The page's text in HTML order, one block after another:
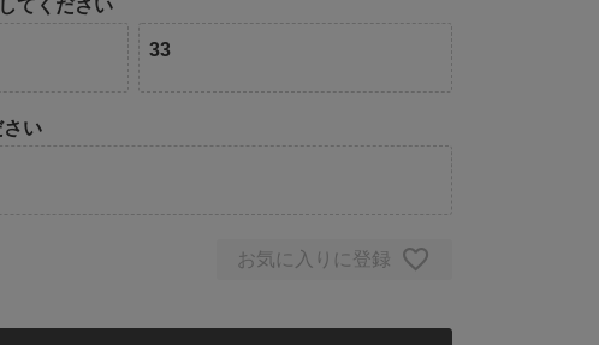
てください
33
い
お気に入りに登録